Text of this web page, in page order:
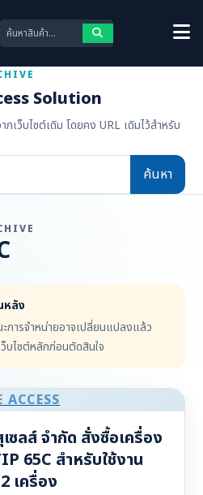
Solution
เว็บไซต์เดิม โดยคง URL เดิมไว้สำหรับ
หลัง
การจำหน่ายอาจเปลี่ยนแปลงแล้ว
บไซต์หลักก่อนตัดสินใจ
ซลส์ จำกัด สั่งซื้อเครื่อง
65C สำหรับใช้งาน
เครื่อง